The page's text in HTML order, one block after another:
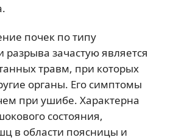
почек по типу
зачастую является
травм, при которых
органы. Его симптомы
при ушибе. Характерна
состояния,
в области поясницы и